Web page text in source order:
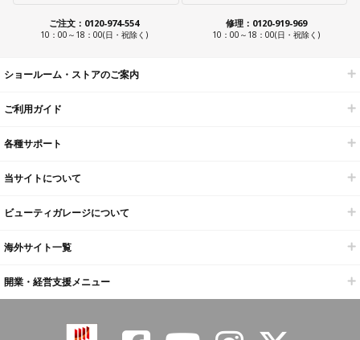
ご注文：0120-974-554
10：00～18：00(日・祝除く)
修理：0120-919-969
10：00～18：00(日・祝除く)
ショールーム・ストアのご案内
ご利用ガイド
各種サポート
当サイトについて
ビューティガレージについて
海外サイト一覧
開業・経営支援メニュー